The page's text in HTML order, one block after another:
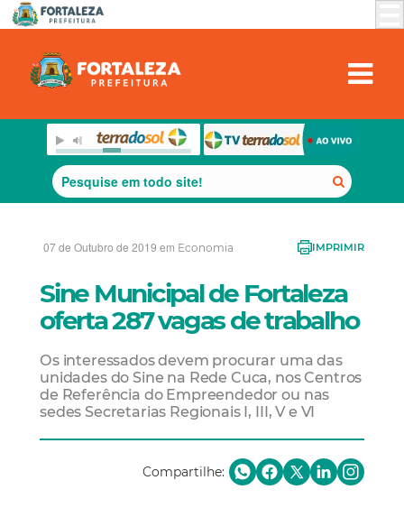
07 de Outubro de 2019 em Economia IMPRIMIR
Sine Municipal de Fortaleza
oferta 287 vagas de trabalho
Os interessados devem procurar uma das
unidades do Sine na Rede Cuca, nos Centros
de Referência do Empreendedor ou nas
sedes Secretarias Regionais I, III, V e VI
Compartilhe: